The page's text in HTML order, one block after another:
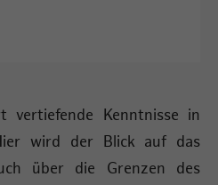
vertiefende Kenntnisse in
wird der Blick auf das
über die Grenzen des